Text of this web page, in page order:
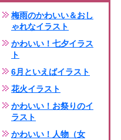
梅雨のかわいい＆おし
ゃれなイラスト
かわいい！七夕イラス
ト
6月といえばイラスト
花火イラスト
かわいい！お祭りのイ
ラスト
かわいい！人物（女